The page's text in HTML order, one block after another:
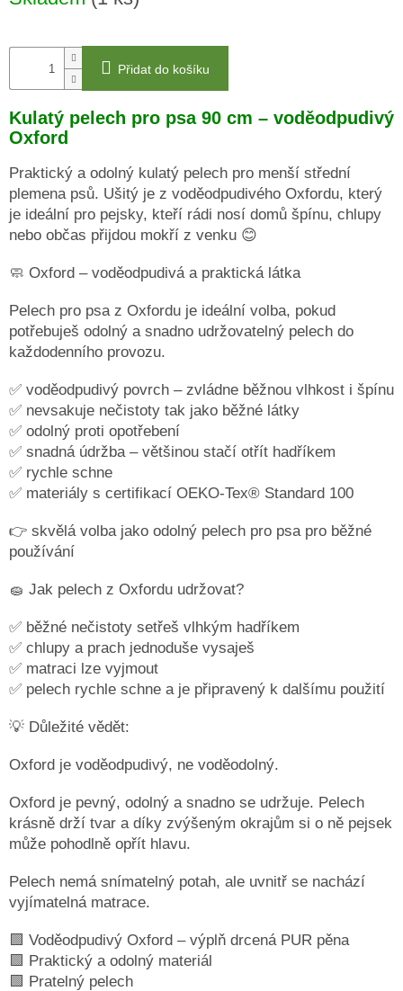
-
JAKOST
PSÍ
KLIKAŘI
PSÍ
ZNÁMKA
MŮJDOG
PELECHY
A
PELECHY
DO
AUT
A
KLECÍ
KOBEREČEK
DEKY
DOPLŇKY
VODÍTKA
OBOJKY
Napište
O
MĚ
A
ZNAČCE
CERINO
Kontakty
Podmínky
ochrany
údajů
Obchodní
podmínky
Doprava
a
platba
Měna
(CZK)
Přidat do košíku
Kulatý pelech pro psa 90 cm – voděodpudivý
Oxford
Praktický a odolný kulatý pelech pro menší střední
plemena psů. Ušitý je z voděodpudivého Oxfordu, který
je ideální pro pejsky, kteří rádi nosí domů špínu, chlupy
nebo občas přijdou mokří z venku 😊
🧼 Oxford – voděodpudivá a praktická látka
Pelech pro psa z Oxfordu je ideální volba, pokud
potřebuješ odolný a snadno udržovatelný pelech do
každodenního provozu.
✅ voděodpudivý povrch – zvládne běžnou vlhkost i špínu
✅ nevsakuje nečistoty tak jako běžné látky
✅ odolný proti opotřebení
✅ snadná údržba – většinou stačí otřít hadříkem
✅ rychle schne
✅ materiály s certifikací OEKO-Tex® Standard 100
👉 skvělá volba jako odolný pelech pro psa pro běžné
používání
🧽 Jak pelech z Oxfordu udržovat?
✅ běžné nečistoty setřeš vlhkým hadříkem
✅ chlupy a prach jednoduše vysaješ
✅ matraci lze vyjmout
✅ pelech rychle schne a je připravený k dalšímu použití
💡 Důležité vědět:
Oxford je voděodpudivý, ne voděodolný.
Oxford je pevný, odolný a snadno se udržuje. Pelech
krásně drží tvar a díky zvýšeným okrajům si o ně pejsek
může pohodlně opřít hlavu.
Pelech nemá snímatelný potah, ale uvnitř se nachází
vyjímatelná matrace.
🟩 Voděodpudivý Oxford – výplň drcená PUR pěna
🟩 Praktický a odolný materiál
🟩 Pratelný pelech